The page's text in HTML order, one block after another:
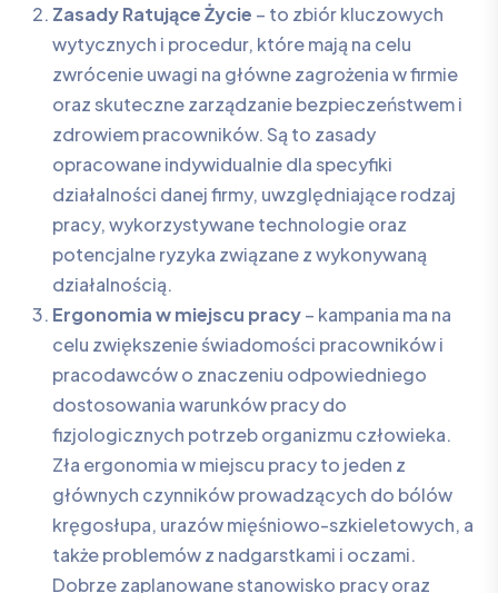
Zasady Ratujące Życie – to zbiór kluczowych
wytycznych i procedur, które mają na celu
zwrócenie uwagi na główne zagrożenia w firmie
oraz skuteczne zarządzanie bezpieczeństwem i
zdrowiem pracowników. Są to zasady
opracowane indywidualnie dla specyfiki
działalności danej firmy, uwzględniające rodzaj
pracy, wykorzystywane technologie oraz
potencjalne ryzyka związane z wykonywaną
działalnością.
Ergonomia w miejscu pracy– kampania ma na
celu zwiększenie świadomości pracowników i
pracodawców o znaczeniu odpowiedniego
dostosowania warunków pracy do
fizjologicznych potrzeb organizmu człowieka.
Zła ergonomia w miejscu pracy to jeden z
głównych czynników prowadzących do bólów
kręgosłupa, urazów mięśniowo-szkieletowych, a
także problemów z nadgarstkami i oczami.
Dobrze zaplanowane stanowisko pracy oraz